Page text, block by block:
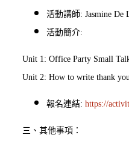
活動講師: Jasmine De
活動簡介:
Unit 1: Office Party Small
Unit 2: How to write thank
報名連結: https://
三、其他事項：